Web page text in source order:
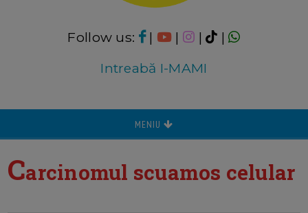
Follow us: | | |
|
Intreabă I-MAMI
MENIU
Carcinomul scuamos celular